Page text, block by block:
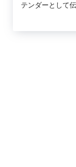
テンダーとして